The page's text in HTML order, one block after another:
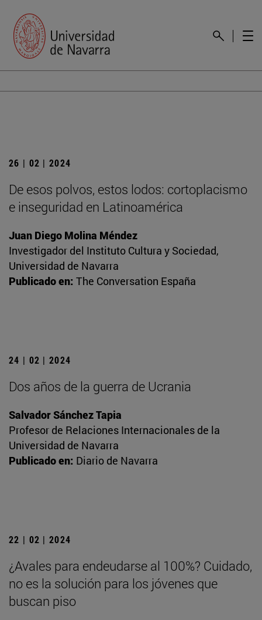
26 | 02 | 2024
De esos polvos, estos lodos: cortoplacismo
e inseguridad en Latinoamérica
Juan Diego Molina Méndez
Investigador del Instituto Cultura y Sociedad,
Universidad de Navarra
Publicado en: The Conversation España
24 | 02 | 2024
Dos años de la guerra de Ucrania
Salvador Sánchez Tapia
Profesor de Relaciones Internacionales de la
Universidad de Navarra
Publicado en: Diario de Navarra
22 | 02 | 2024
¿Avales para endeudarse al 100%? Cuidado,
no es la solución para los jóvenes que
buscan piso